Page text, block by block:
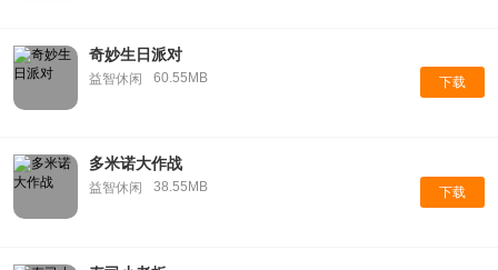
奇妙生日派对
益智休闲 60.55MB 下载
多米诺大作战
益智休闲 38.55MB 下载